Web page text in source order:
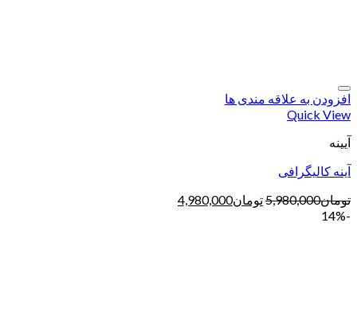
افزودن به علاقه مندی ها
Quick View
آیینه
آینه کالیگرافی
تومان5,980,000تومان4,980,000
-14%